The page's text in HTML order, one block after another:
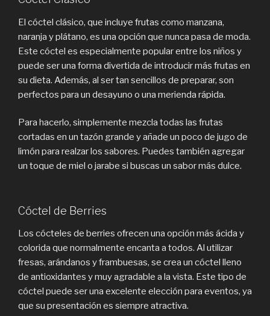
El cóctel clásico, que incluye frutas como manzana,
naranja y plátano, es una opción que nunca pasa de moda.
Este cóctel es especialmente popular entre los niños y
puede ser una forma divertida de introducir más frutas en
su dieta. Además, al ser tan sencillos de preparar, son
perfectos para un desayuno o una merienda rápida.
Para hacerlo, simplemente mezcla todas las frutas
cortadas en un tazón grande y añade un poco de jugo de
limón para realzar los sabores. Puedes también agregar
un toque de miel o jarabe si buscas un sabor más dulce.
Cóctel de Berries
Los cócteles de berries ofrecen una opción más ácida y
colorida que normalmente encanta a todos. Al utilizar
fresas, arándanos y frambuesas, se crea un cóctel lleno
de antioxidantes y muy agradable a la vista. Este tipo de
cóctel puede ser una excelente elección para eventos, ya
que su presentación es siempre atractiva.